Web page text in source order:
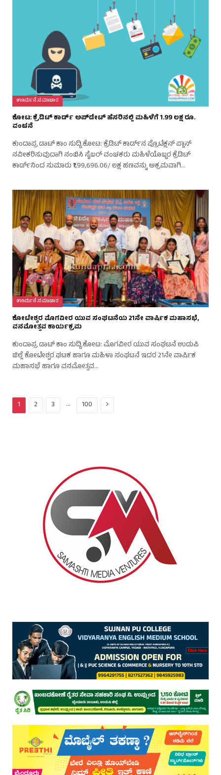
ಊರ್ಮನೆ ಸಮಾಚಾರ
ಕೋಟ: ಕ್ರೆಡಿಟ್ ಕಾರ್ಡ್‌ ಅಪ್‌ಡೇಟ್‌ ಹೆಸರಿನಲ್ಲಿ ಮಹಿಳೆಗೆ 1.99 ಲಕ್ಷ ರೂ.
ವಂಚನೆ
ಕುಂದಾಪ್ರ ಡಾಟ್‌ ಕಾಂ ಸುದ್ದಿ.ಕೋಟ: ಕ್ರೆಡಿಟ್ ಕಾರ್ಡ್‌ನ ಪ್ರೊಟೆಕ್ಷನ್ ಪ್ಲಾನ್
ನವೀಕರಿಸುವುದಾಗಿ ನಂಬಿಸಿ ಸೈಬರ್ ವಂಚಕರು ಮಹಿಳೆಯೊಬ್ಬರ ಕ್ರೆಡಿಟ್
ಕಾರ್ಡ್‌ನಿಂದ ಸುಮಾರು ₹1,99,696.06/ ಲಕ್ಷ ಹಣವನ್ನು ಅಕ್ರಮವಾಗಿ…
ಊರ್ಮನೆ ಸಮಾಚಾರ
ಕೋಟೇಶ್ವರ ಮೊಗವೀರ ಯುವ ಸಂಘಟನೆಯ 21ನೇ ವಾರ್ಷಿಕ ಮಹಾಸಭೆ,
ವನಮೋತ್ಸವ ಕಾರ್ಯಕ್ರಮ
ಕುಂದಾಪ್ರ ಡಾಟ್‌ ಕಾಂ ಸುದ್ದಿ.ಕೋಟ: ಮೊಗವೀರ ಯುವ ಸಂಘಟನೆ ಉಡುಪಿ
ಜಿಲ್ಲೆ ಕೋಟೇಶ್ವರ ಘಟಕ ಹಾಗೂ ಮಹಿಳಾ ಸಂಘಟನೆ ಇದರ 21ನೇ ವಾರ್ಷಿಕ
ಮಹಾಸಭೆ ಹಾಗೂ ವನಮೋತ್ಸವ…
1 2 3 … 100 Next